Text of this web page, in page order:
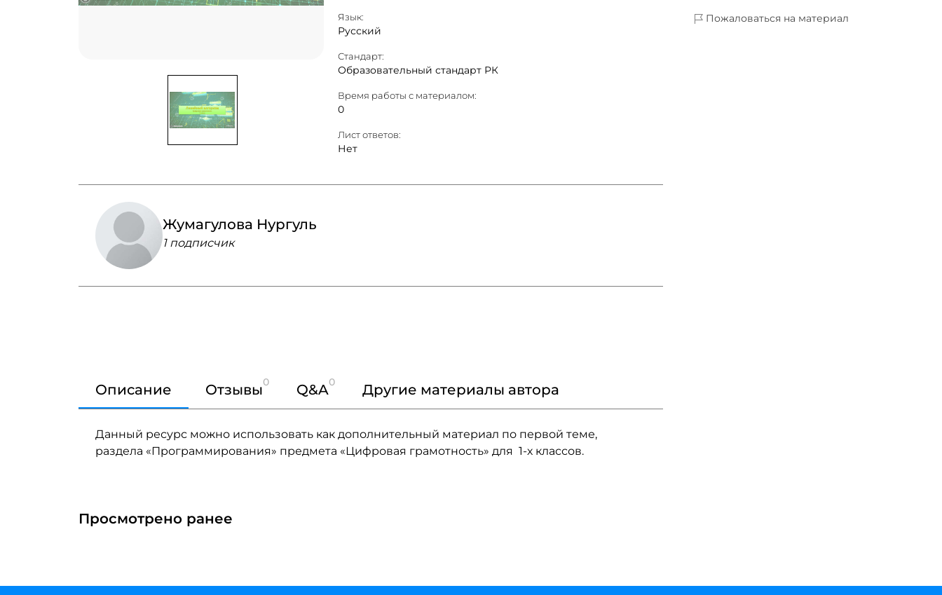
Язык:
Русский
Стандарт:
Образовательный стандарт РК
Время работы с материалом:
0
Лист ответов:
Нет
Жумагулова Нургуль
1 подписчик
Описание Отзывы0 Q&A0 Другие материалы автора
Данный ресурс можно использовать как дополнительный материал по первой теме,
раздела «Программирования» предмета «Цифровая грамотность» для 1-х классов.
Просмотрено ранее
Пожаловаться на материал